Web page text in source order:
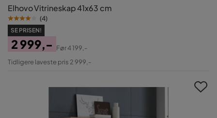
Elhovo Vitrineskap 41x63 cm
(4)
SE PRISEN!
Pris
2 999,-
Original
Før4 199,-
Tidligere laveste pris 2 999,-